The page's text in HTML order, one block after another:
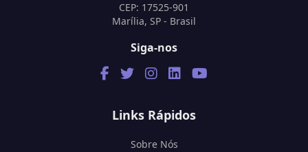
CEP: 17525-901
Marília, SP - Brasil
Siga-nos
Links Rápidos
Sobre Nós